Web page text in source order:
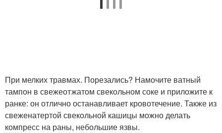
При мелких травмах. Порезались? Намочите ватный
тампон в свежеотжатом свекольном соке и приложите к
ранке: он отлично останавливает кровотечение. Также из
свеженатертой свекольной кашицы можно делать
компресс на раны, небольшие язвы.